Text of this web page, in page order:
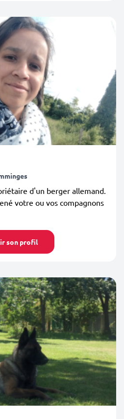
d'un berger allemand.
votre ou vos compagnons
son profil